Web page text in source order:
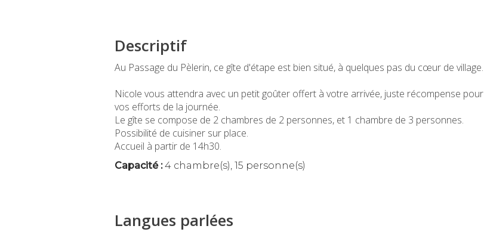
Descriptif
Au Passage du Pèlerin, ce gîte d'étape est bien situé, à quelques pas du cœur de village.
Nicole vous attendra avec un petit goûter offert à votre arrivée, juste récompense pour
vos efforts de la journée.
Le gîte se compose de 2 chambres de 2 personnes, et 1 chambre de 3 personnes.
Possibilité de cuisiner sur place.
Accueil à partir de 14h30.
Capacité :4 chambre(s), 15 personne(s)
Langues parlées